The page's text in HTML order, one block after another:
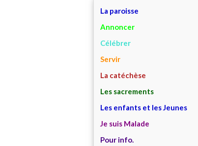
La paroisse
Annoncer
Célébrer
Servir
La catéchèse
Les sacrements
Les enfants et les Jeunes
Je suis Malade
Pour info.